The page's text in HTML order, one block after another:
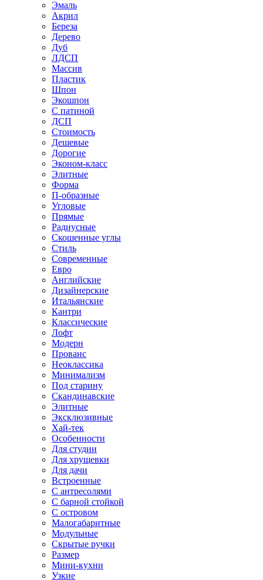
Эмаль
Акрил
Береза
Дерево
Дуб
ЛДСП
Массив
Пластик
Шпон
Экошпон
С патиной
ДСП
Стоимость
Дешевые
Дорогие
Эконом-класс
Элитные
Форма
П-образные
Угловые
Прямые
Радиусные
Скошенные углы
Стиль
Современные
Евро
Английские
Дизайнерские
Итальянские
Кантри
Классические
Лофт
Модерн
Прованс
Неоклассика
Минимализм
Под старину
Скандинавские
Элитные
Эксклюзивные
Хай-тек
Особенности
Для студии
Для хрущевки
Для дачи
Встроенные
С антресолями
С барной стойкой
С островом
Малогабаритные
Модульные
Скрытые ручки
Размер
Мини-кухни
Узкие